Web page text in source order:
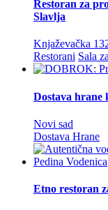
Restoran za
Slavlja
Knjaževačka
Restorani Sala
Dostava hrane
Novi sad
Dostava Hrane
Etno restoran